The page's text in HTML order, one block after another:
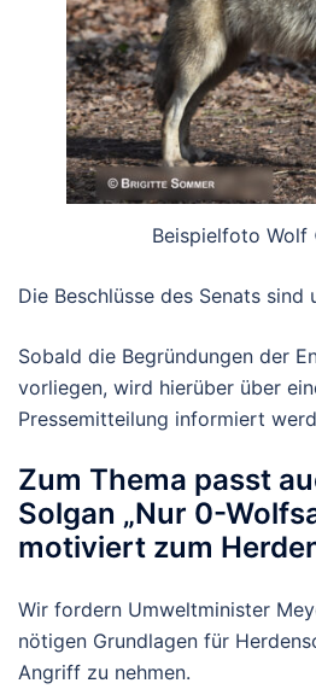
Beispielfoto
Die Beschlüsse des Senats sind
Sobald die Begründungen der
vorliegen, wird hierüber über
Pressemitteilung informiert
Zum Thema passt
Solgan „Nur 0-
motiviert zum
Wir fordern Umweltminister
nötigen Grundlagen für
Angriff zu nehmen.